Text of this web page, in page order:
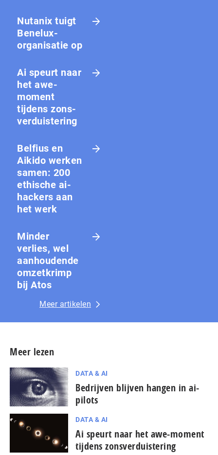
Nutanix tuigt
Benelux-
organisatie op
Ai speurt naar
het awe-
moment
tijdens zons­
ver­duis­te­ring
Belfius en
Aikido werken
samen: 200
ethische ai-
hackers aan
het werk
Minder
verlies, wel
aanhoudende
omzetkrimp
bij Atos
Meer artikelen
Meer lezen
DATA & AI
Bedrijven blijven hangen in ai-
pilots
DATA & AI
Ai speurt naar het awe-moment
tijdens zons­ver­duis­te­ring